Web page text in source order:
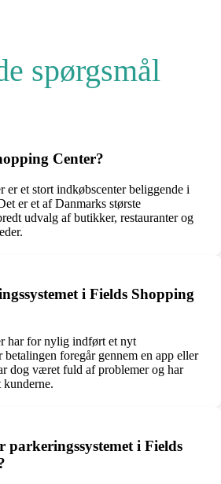
spørgsmål
Center?
er et stort indkøbscenter beliggende i
er et af Danmarks største
udvalg af butikker, restauranter og
i Fields Shopping
har for nylig indført et nyt
betalingen foregår gennem en app eller
dog været fuld af problemer og har
kunderne.
i Fields